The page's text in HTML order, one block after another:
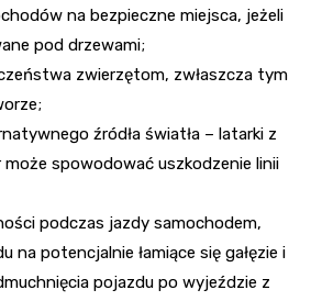
na bezpieczne miejsca, jeżeli
pod drzewami;
zwierzętom, zwłaszcza tym
źródła światła – latarki z
może spowodować uszkodzenie linii
podczas jazdy samochodem,
na potencjalnie łamiące się gałęzie i
pojazdu po wyjeździe z